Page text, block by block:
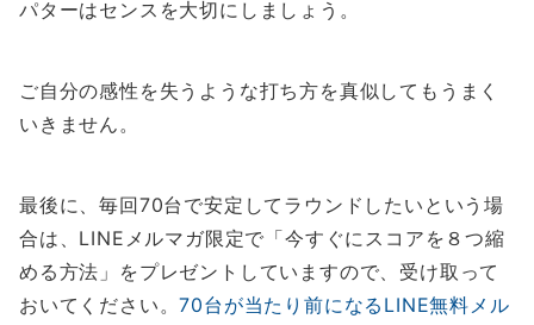
パターはセンスを大切にしましょう。
ご自分の感性を失うような打ち方を真似してもうまく
いきません。
最後に、毎回70台で安定してラウンドしたいという場
合は、LINEメルマガ限定で「今すぐにスコアを８つ縮
める方法」をプレゼントしていますので、受け取って
おいてください。70台が当たり前になるLINE無料メル